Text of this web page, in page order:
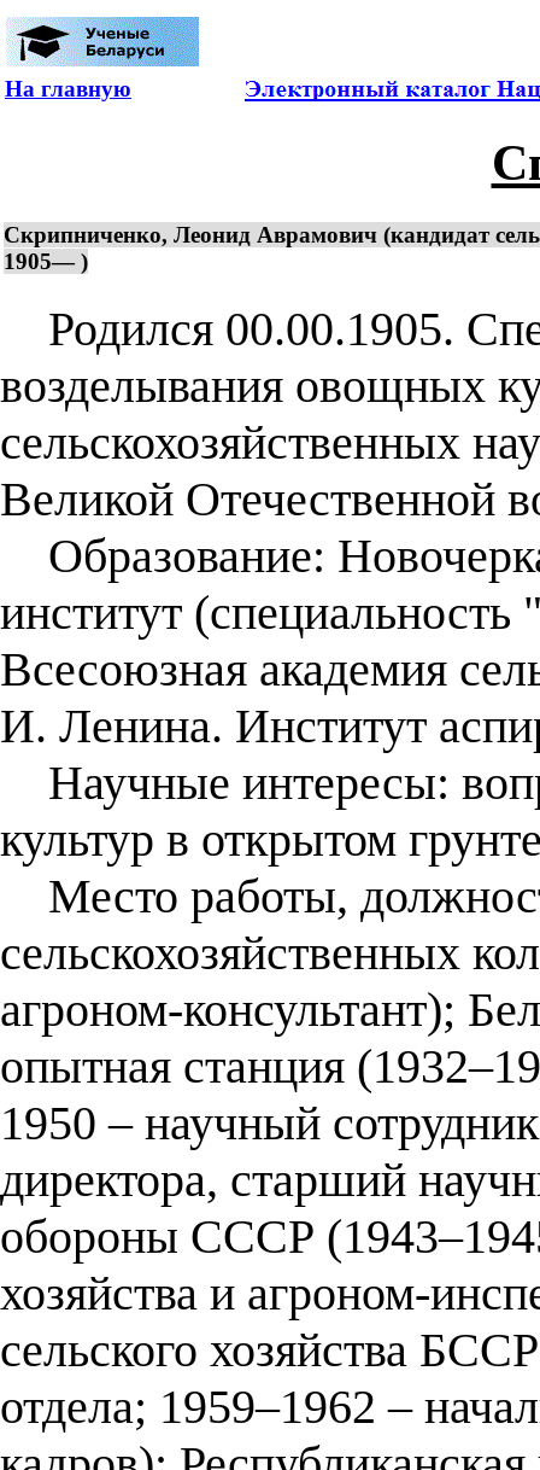
На главную
Скрипниченко, Леонид Аврамович (кандидат
1905— )
Родился 00.00.1905.
возделывания овощных
сельскохозяйственных
Великой Отечественной
Образование:
институт
Всесоюзная академия
И. Ленина. Институт
Научные интересы:
культур в открытом
Место работы,
сельскохозяйственных
агроном-консультант);
опытная станция
1950 – научный
директора, старший
обороны СССР
хозяйства и агроном-
сельского хозяйства
отдела; 1959–1962 –